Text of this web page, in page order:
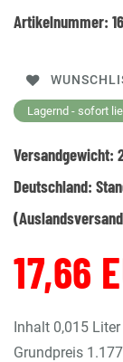
Artikelnummer:
Lagernd - sofort
Versandgewicht:
Deutschland:
17,66
Inhalt 0,015 Liter
Grundpreis